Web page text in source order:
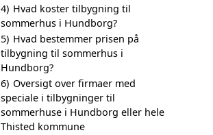
4) Hvad koster tilbygning til
sommerhus i Hundborg?
5) Hvad bestemmer prisen på
tilbygning til sommerhus i
Hundborg?
6) Oversigt over firmaer med
speciale i tilbygninger til
sommerhuse i Hundborg eller hele
Thisted kommune